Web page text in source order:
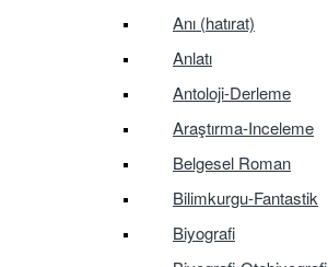
Anı (hatırat)
Anlatı
Antoloji-Derleme
Araştırma-Inceleme
Belgesel Roman
Bilimkurgu-Fantastik
Biyografi